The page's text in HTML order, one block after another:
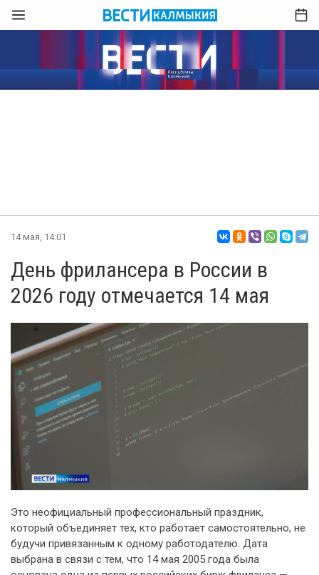
14 мая, 14:01
День фрилансера в России в
2026 году отмечается 14 мая
Это неофициальный профессиональный праздник,
который объединяет тех, кто работает самостоятельно, не
будучи привязанным к одному работодателю. Дата
выбрана в связи с тем, что 14 мая 2005 года была